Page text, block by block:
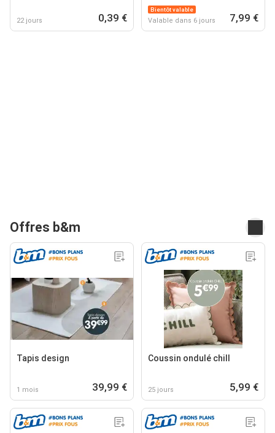
22 jours 0,39 €
Bientôt valable
Valable dans 6 jours 7,99 €
Offres b&m
Tapis design
1 mois 39,99 €
Coussin ondulé chill
25 jours 5,99 €